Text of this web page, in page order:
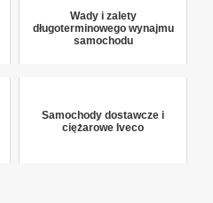
Wady i zalety
długoterminowego wynajmu
samochodu
Samochody dostawcze i
ciężarowe Iveco